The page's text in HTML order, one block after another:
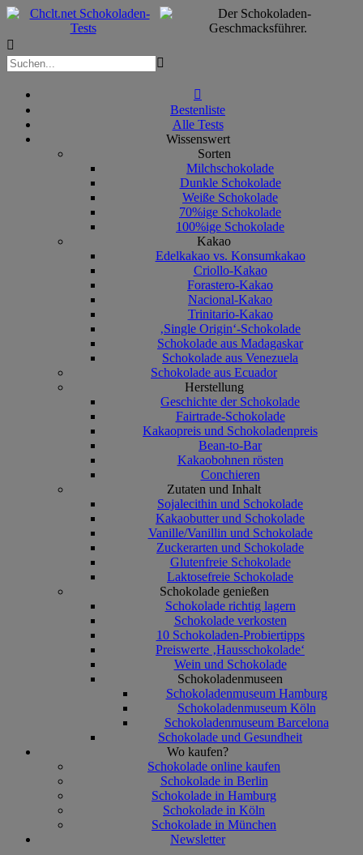



Bestenliste
Alle Tests
Wissenswert
Sorten
Milchschokolade
Dunkle Schokolade
Weiße Schokolade
70%ige Schokolade
100%ige Schokolade
Kakao
Edelkakao vs. Konsumkakao
Criollo-Kakao
Forastero-Kakao
Nacional-Kakao
Trinitario-Kakao
‚Single Origin‘-Schokolade
Schokolade aus Madagaskar
Schokolade aus Venezuela
Schokolade aus Ecuador
Herstellung
Geschichte der Schokolade
Fairtrade-Schokolade
Kakaopreis und Schokoladenpreis
Bean-to-Bar
Kakaobohnen rösten
Conchieren
Zutaten und Inhalt
Sojalecithin und Schokolade
Kakaobutter und Schokolade
Vanille/Vanillin und Schokolade
Zuckerarten und Schokolade
Glutenfreie Schokolade
Laktosefreie Schokolade
Schokolade genießen
Schokolade richtig lagern
Schokolade verkosten
10 Schokoladen-Probiertipps
Preiswerte ‚Hausschokolade‘
Wein und Schokolade
Schokoladenmuseen
Schokoladenmuseum Hamburg
Schokoladenmuseum Köln
Schokoladenmuseum Barcelona
Schokolade und Gesundheit
Wo kaufen?
Schokolade online kaufen
Schokolade in Berlin
Schokolade in Hamburg
Schokolade in Köln
Schokolade in München
Newsletter